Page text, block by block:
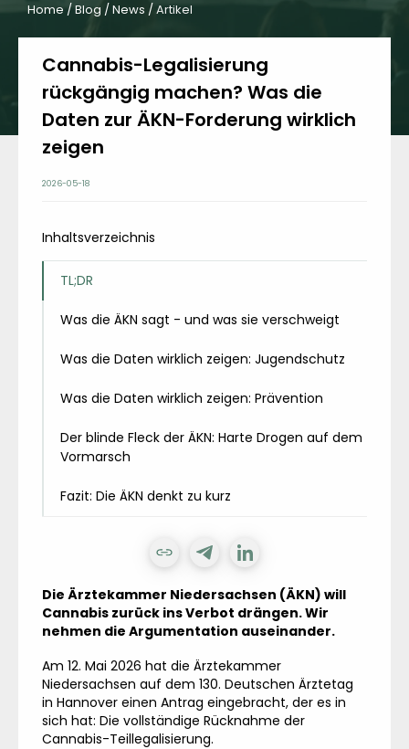
Home /Blog /News /Artikel
Cannabis-Legalisierung
rückgängig machen? Was die
Daten zur ÄKN-Forderung wirklich
zeigen
2026-05-18
Inhaltsverzeichnis
TL;DR
Was die ÄKN sagt - und was sie verschweigt
Was die Daten wirklich zeigen: Jugendschutz
Was die Daten wirklich zeigen: Prävention
Der blinde Fleck der ÄKN: Harte Drogen auf dem
Vormarsch
Fazit: Die ÄKN denkt zu kurz
Die Ärztekammer Niedersachsen (ÄKN) will
Cannabis zurück ins Verbot drängen. Wir
nehmen die Argumentation auseinander.
Am 12. Mai 2026 hat die Ärztekammer
Niedersachsen auf dem 130. Deutschen Ärztetag
in Hannover einen Antrag eingebracht, der es in
sich hat: Die vollständige Rücknahme der
Cannabis-Teillegalisierung.